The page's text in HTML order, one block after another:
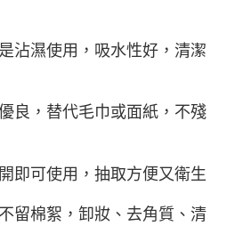
沾濕使用，吸水性好，清潔
良，替代毛巾或面紙，不殘
即可使用，抽取方便又衛生
留棉絮，卸妝、去角質、清